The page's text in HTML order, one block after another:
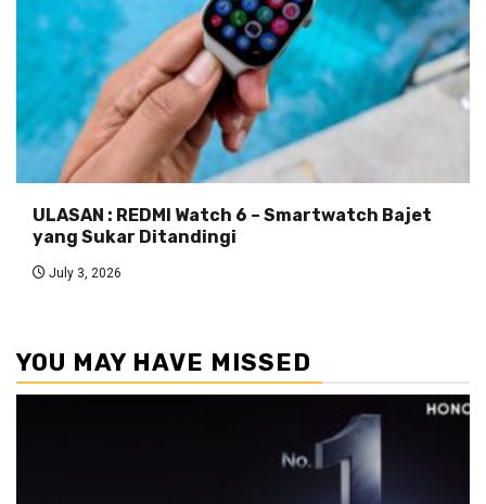
ULASAN : REDMI Watch 6 – Smartwatch Bajet
yang Sukar Ditandingi
July 3, 2026
YOU MAY HAVE MISSED